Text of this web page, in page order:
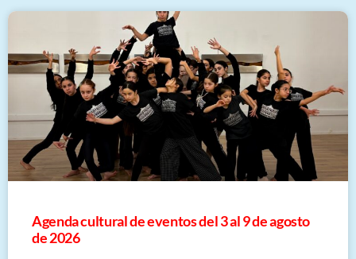
​Agenda cultural de eventos del 3 al 9 de agosto
de 2026